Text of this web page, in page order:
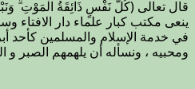
قال تعالى (كُلُّ نَفْسٍ ذَائِقَةُ الْمَوْتِ ۗ وَنَبْلُوكُم
ينعى مكتب كبار علماء دار الافتاء
في خدمة الإسلام والمسلمين كأحد
ومحبيه ، ونسأله أن يلهمهم الصبر و